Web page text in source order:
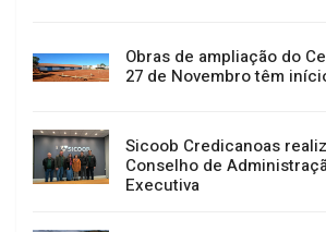
Obras de ampliação do
27 de Novembro têm
Sicoob Credicanoas
Conselho de
Executiva